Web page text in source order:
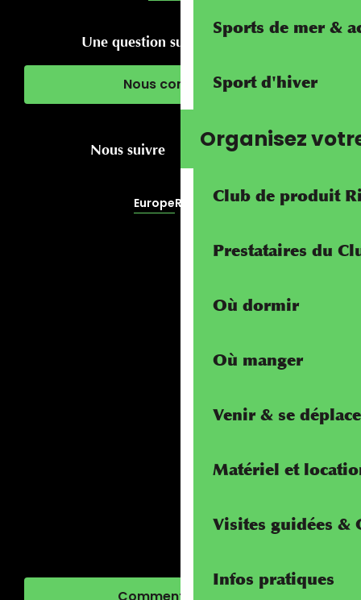
Sports de mer &
Sport d'hiver
Organisez
Club de produit
Prestataires du
Où dormir
Où manger
Venir & se
Matériel et
Visites guidées &
Infos pratiques
Une question sur votre séjour ?
Nous contacter
Nous suivre
EuropeRivierALP